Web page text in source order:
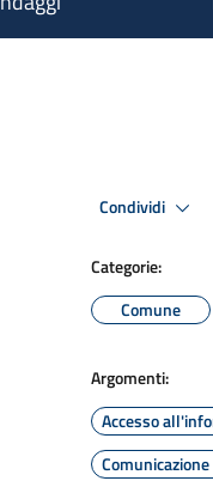
Condividi
Categorie:
Comune
Argomenti:
Accesso